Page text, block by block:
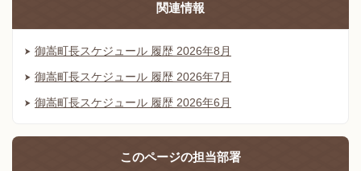
関連情報
御嵩町長スケジュール 履歴 2026年8月
御嵩町長スケジュール 履歴 2026年7月
御嵩町長スケジュール 履歴 2026年6月
このページの担当部署